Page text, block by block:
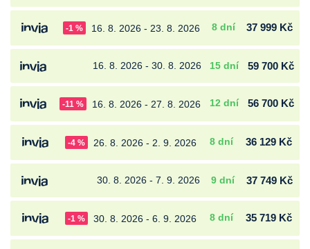
-1 % 16. 8. 2026 - 23. 8. 2026 8 dní 37 999 Kč
16. 8. 2026 - 30. 8. 2026 15 dní 59 700 Kč
-11 % 16. 8. 2026 - 27. 8. 2026 12 dní 56 700 Kč
-4 % 26. 8. 2026 - 2. 9. 2026 8 dní 36 129 Kč
30. 8. 2026 - 7. 9. 2026 9 dní 37 749 Kč
-1 % 30. 8. 2026 - 6. 9. 2026 8 dní 35 719 Kč